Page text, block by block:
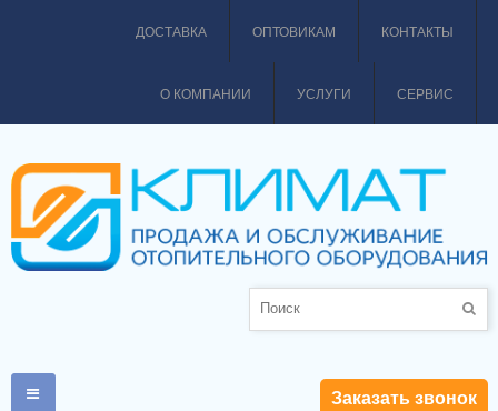
КОНТАКТЫ
ОПТОВИКАМ
ДОСТАВКА
СЕРВИС
УСЛУГИ
О КОМПАНИИ
Заказать звонок